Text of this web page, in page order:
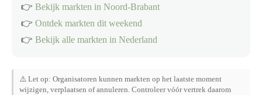
👉 Bekijk markten in Noord-Brabant
👉 Ontdek markten dit weekend
👉 Bekijk alle markten in Nederland
⚠️ Let op: Organisatoren kunnen markten op het laatste moment
wijzigen, verplaatsen of annuleren. Controleer vóór vertrek daarom